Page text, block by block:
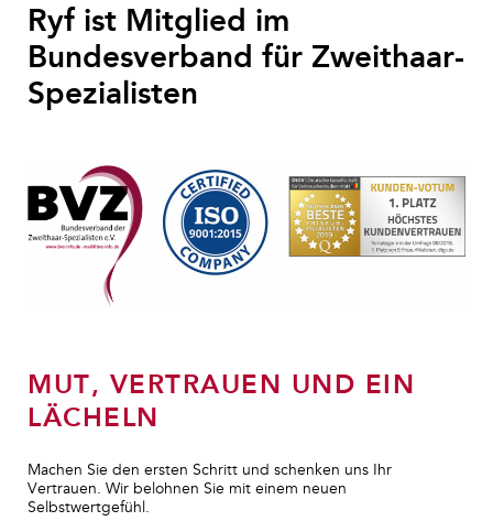
Ryf ist Mitglied im
Bundesverband für Zweithaar-
Spezialisten
MUT, VERTRAUEN UND EIN
LÄCHELN
Machen Sie den ersten Schritt und schenken uns Ihr
Vertrauen. Wir belohnen Sie mit einem neuen
Selbstwertgefühl.